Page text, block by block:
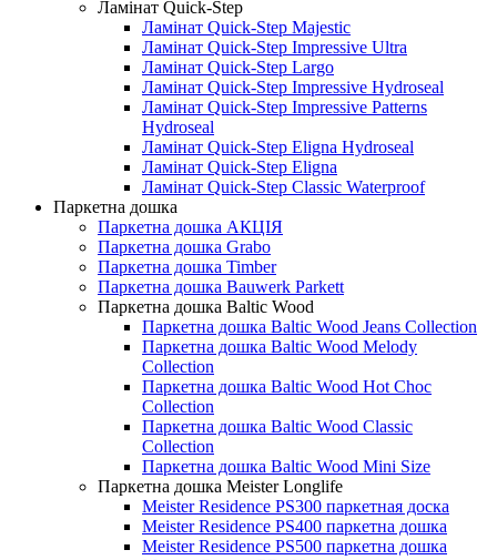
Ламінат Quick-Step
Ламінат Quick-Step Majestic
Ламінат Quick-Step Impressive Ultra
Ламінат Quick-Step Largo
Ламінат Quick-Step Impressive Hydroseal
Ламінат Quick-Step Impressive Patterns
Hydroseal
Ламінат Quick-Step Eligna Hydroseal
Ламінат Quick-Step Eligna
Ламінат Quick-Step Classic Waterproof
Паркетна дошка
Паркетна дошка АКЦІЯ
Паркетна дошка Grabo
Паркетна дошка Timber
Паркетна дошка Bauwerk Parkett
Паркетна дошка Baltic Wood
Паркетна дошка Baltic Wood Jeans Collection
Паркетна дошка Baltic Wood Melody
Collection
Паркетна дошка Baltic Wood Hot Choc
Collection
Паркетна дошка Baltic Wood Classic
Collection
Паркетна дошка Baltic Wood Mini Size
Паркетна дошка Meister Longlife
Meister Residence PS300 паркетная доска
Meister Residence PS400 паркетна дошка
Meister Residence PS500 паркетна дошка